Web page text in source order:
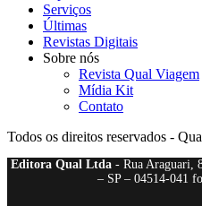
Serviços
Últimas
Revistas Digitais
Sobre nós
Revista Qual Viagem
Mídia Kit
Contato
Todos os direitos reservados -
Editora Qual Ltda- Rua Araguari,
– SP – 04514-041